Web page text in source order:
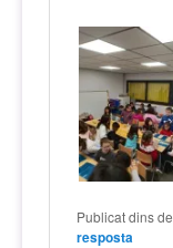
Publicat dins de
resposta